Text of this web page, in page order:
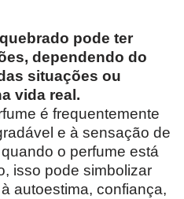
pode ter
dependendo do
situações ou
vida real.
é frequentemente
e à sensação de
o perfume está
isso pode simbolizar
autoestima, confiança,